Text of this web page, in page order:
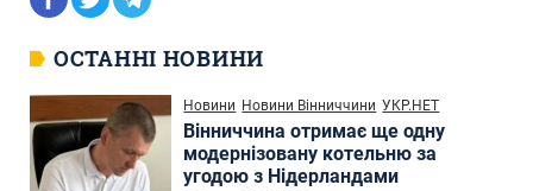
ОСТАННІ НОВИНИ
Новини Новини Вінниччини УКР.НЕТ
Вінниччина отримає ще одну
модернізовану котельню за
угодою з Нідерландами